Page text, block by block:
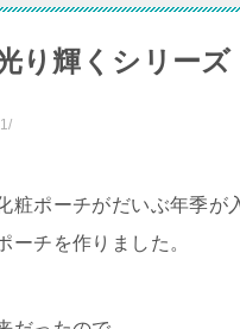
光り輝くシリー
粧ポーチがだいぶ年季が
ーチを作りました。